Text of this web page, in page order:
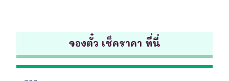
จองตั๋ว เช็คราคา ที่นี่